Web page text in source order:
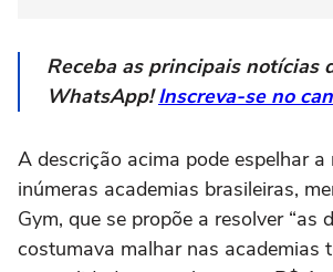
Receba as principais notícias
WhatsApp!Inscreva-se no
A descrição acima pode espelhar a
inúmeras academias brasileiras,
Gym, que se propõe a resolver “as
costumava malhar nas academias